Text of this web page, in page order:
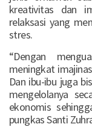
kreativitas dan
relaksasi yang
stres.
“Dengan
meningkat
Dan ibu-ibu juga
mengelolanya
ekonomis
pungkas Santi